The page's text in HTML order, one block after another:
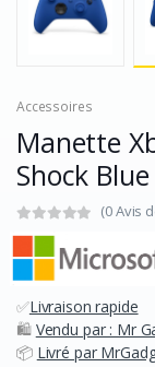
Accessoires
Manette
Shock Blue
(0 Avis
✅Livraison rapide
🛍️ Vendu par : Mr
📦 Livré par